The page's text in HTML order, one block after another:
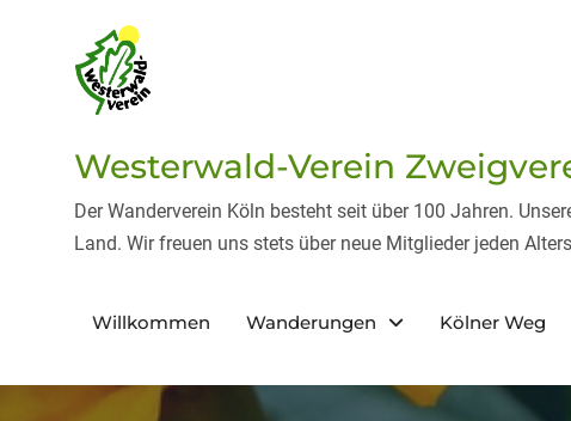
Westerwald-Verein
Der Wanderverein Köln besteht seit über 100 Jahren.
Land. Wir freuen uns stets über neue Mitglieder jeden
Willkommen Wanderungen Kölner Weg